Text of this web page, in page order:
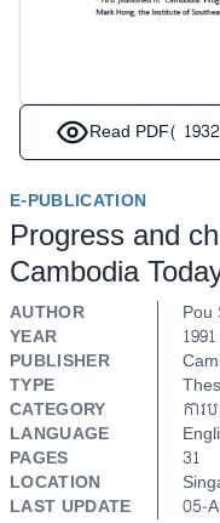
Read PDF(
E-PUBLICATION
Progress and
Cambodia
AUTHOR
Pou
YEAR
1991
PUBLISHER
TYPE
CATEGORY
ការ
LANGUAGE
PAGES
31
LOCATION
LAST UPDATE
05-